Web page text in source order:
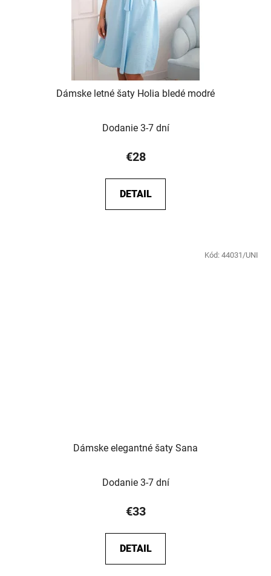
Dámske letné šaty Holia bledé modré
Dodanie 3-7 dní
€28
DETAIL
Dámske elegantné šaty Sana
Dodanie 3-7 dní
€33
DETAIL
Kód: 44031/UNI